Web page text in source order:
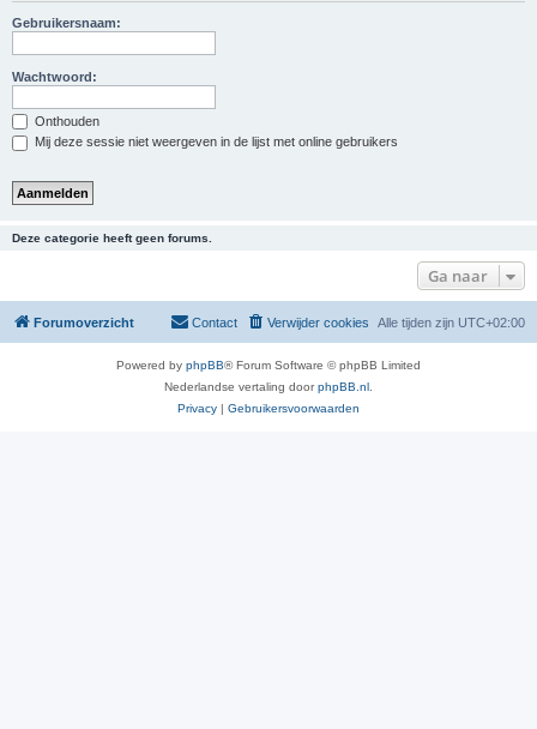
Gebruikersnaam:
Wachtwoord:
Onthouden
Mij deze sessie niet weergeven in de lijst met online gebruikers
Deze categorie heeft geen forums.
Ga naar
Forumoverzicht Alle tijden zijn UTC+02:00
Verwijder cookies
Contact
Powered by phpBB® Forum Software © phpBB Limited
Nederlandse vertaling doorphpBB.nl
Privacy | Gebruikersvoorwaarden